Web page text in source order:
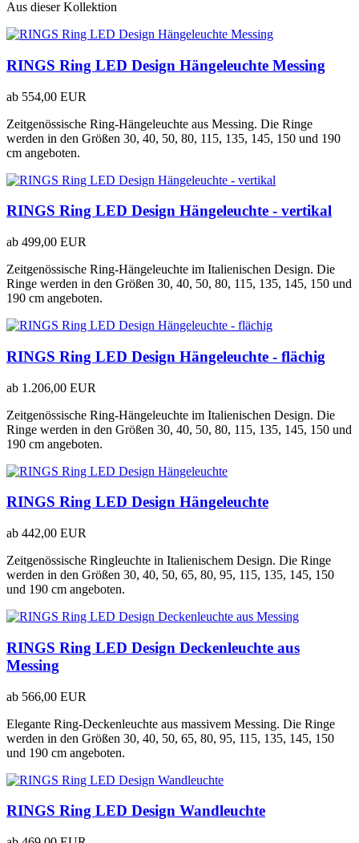
Aus dieser Kollektion
RINGS Ring LED Design Hängeleuchte Messing
ab 554,00 EUR
Zeitgenössische Ring-Hängeleuchte aus Messing. Die Ringe
werden in den Größen 30, 40, 50, 80, 115, 135, 145, 150 und 190
cm angeboten.
RINGS Ring LED Design Hängeleuchte - vertikal
ab 499,00 EUR
Zeitgenössische Ring-Hängeleuchte im Italienischen Design. Die
Ringe werden in den Größen 30, 40, 50, 80, 115, 135, 145, 150 und
190 cm angeboten.
RINGS Ring LED Design Hängeleuchte - flächig
ab 1.206,00 EUR
Zeitgenössische Ring-Hängeleuchte im Italienischen Design. Die
Ringe werden in den Größen 30, 40, 50, 80, 115, 135, 145, 150 und
190 cm angeboten.
RINGS Ring LED Design Hängeleuchte
ab 442,00 EUR
Zeitgenössische Ringleuchte in Italienischem Design. Die Ringe
werden in den Größen 30, 40, 50, 65, 80, 95, 115, 135, 145, 150
und 190 cm angeboten.
RINGS Ring LED Design Deckenleuchte aus
Messing
ab 566,00 EUR
Elegante Ring-Deckenleuchte aus massivem Messing. Die Ringe
werden in den Größen 30, 40, 50, 65, 80, 95, 115, 135, 145, 150
und 190 cm angeboten.
RINGS Ring LED Design Wandleuchte